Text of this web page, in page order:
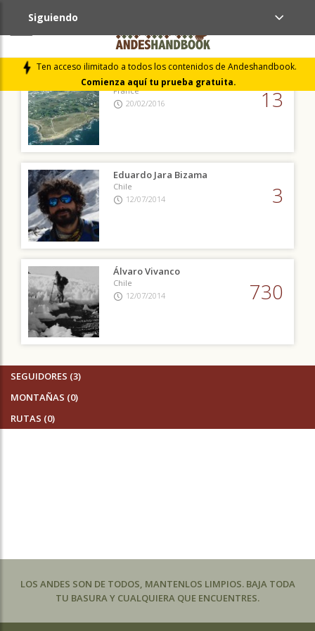
Ten acceso ilimitado a todos los contenidos de Andeshandbook.
Comienza aquí tu prueba gratuita.
Siguiendo
Vincent Griffon
France
20/02/2016
13
Eduardo Jara Bizama
Chile
12/07/2014
3
Álvaro Vivanco
Chile
12/07/2014
730
SEGUIDORES (3)
MONTAÑAS (0)
RUTAS (0)
LOS ANDES SON DE TODOS, MANTENLOS LIMPIOS. BAJA TODA
TU BASURA Y CUALQUIERA QUE ENCUENTRES.